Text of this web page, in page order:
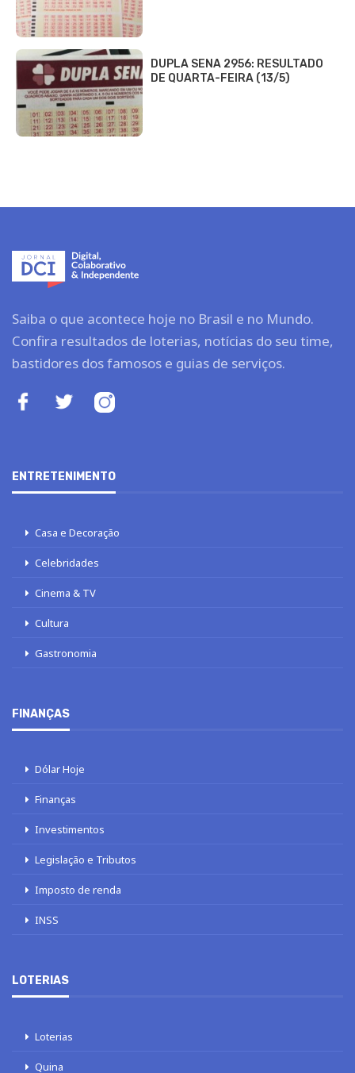
DUPLA SENA 2956: RESULTADO
DE QUARTA-FEIRA (13/5)
Saiba o que acontece hoje no Brasil e no Mundo.
Confira resultados de loterias, notícias do seu time,
bastidores dos famosos e guias de serviços.
ENTRETENIMENTO
Casa e Decoração
Celebridades
Cinema & TV
Cultura
Gastronomia
FINANÇAS
Dólar Hoje
Finanças
Investimentos
Legislação e Tributos
Imposto de renda
INSS
LOTERIAS
Loterias
Quina